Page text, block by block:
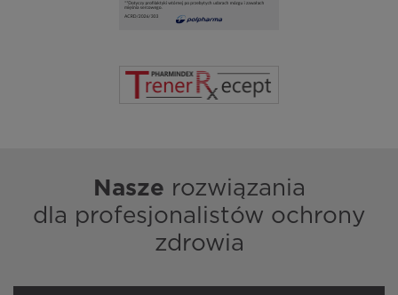
Nasze rozwiązania
dla profesjonalistów ochrony
zdrowia